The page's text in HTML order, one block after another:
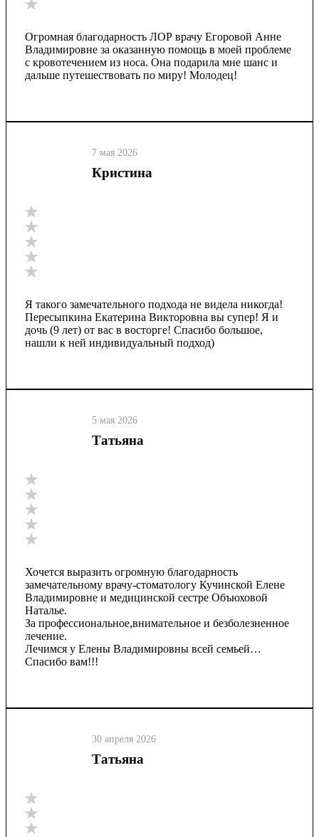
Огромная благодарность ЛОР врачу Егоровой Анне
Владимировне за оказанную помощь в моей проблеме
с кровотечением из носа. Она подарила мне шанс и
дальше путешествовать по миру! Молодец!
7 мая 2026
Кристина
Я такого замечательного подхода не видела никогда!
Пересыпкина Екатерина Викторовна вы супер! Я и
дочь (9 лет) от вас в восторге! Спасибо большое,
нашли к ней индивидуальный подход)
5 мая 2026
Татьяна
Хочется выразить огромную благодарность
замечательному врачу-стоматологу Кучинской Елене
Владимировне и медицинской сестре Объюховой
Наталье.
За профессиональное,внимательное и безболезненное
лечение.
Лечимся у Елены Владимировны всей семьей…
Спасибо вам!!!
30 апреля 2026
Татьяна